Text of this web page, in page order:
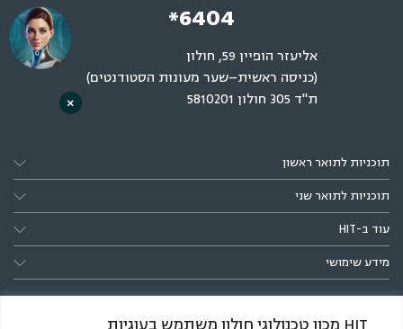
*6404
אליעזר הופיין 59, חולון
(כניסה ראשית–שער מעונות הסטודנטים)
ת"ד 305 חולון 5810201
תוכניות לתואר ראשון
תוכניות לתואר שני
עוד ב-HIT
מידע שימושי
×